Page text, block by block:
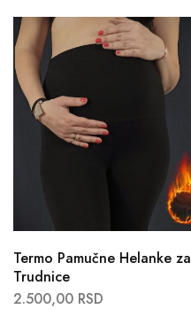
Termo Pamučne Helanke za
Trudnice
2.500,00 RSD